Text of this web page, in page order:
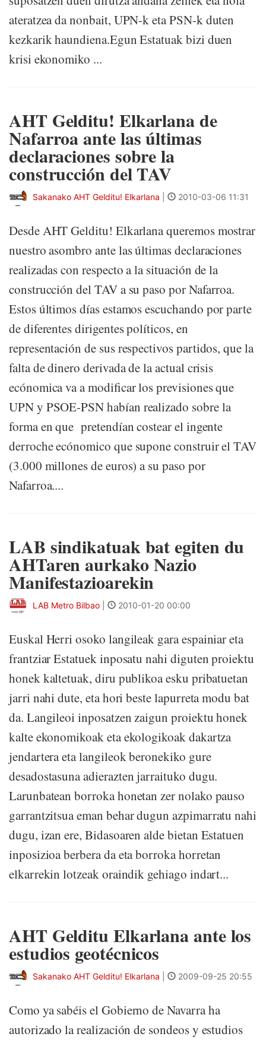
ateratzea da nonbait, UPN-k eta PSN-k duten
kezkarik haundiena.Egun Estatuak bizi duen
krisi ekonomiko ...
AHT Gelditu! Elkarlana de
Nafarroa ante las últimas
declaraciones sobre la
construcción del TAV
Sakanako AHT Gelditu! Elkarlana 2010-03-06 11:31
Desde AHT Gelditu! Elkarlana queremos mostrar
nuestro asombro ante las últimas declaraciones
realizadas con respecto a la situación de la
construcción del TAV a su paso por Nafarroa.
Estos últimos días estamos escuchando por parte
de diferentes dirigentes políticos, en
representación de sus respectivos partidos, que la
falta de dinero derivada de la actual crisis
ecónomica va a modificar los previsiones que
UPN y PSOE-PSN habían realizado sobre la
forma en que pretendían costear el ingente
derroche ecónomico que supone construir el TAV
(3.000 millones de euros) a su paso por
Nafarroa....
LAB sindikatuak bat egiten du
AHTaren aurkako Nazio
Manifestazioarekin
LAB Metro Bilbao 2010-01-20 00:00
Euskal Herri osoko langileak gara espainiar eta
frantziar Estatuek inposatu nahi diguten proiektu
honek kaltetuak, diru publikoa esku pribatuetan
jarri nahi dute, eta hori beste lapurreta modu bat
da. Langileoi inposatzen zaigun proiektu honek
kalte ekonomikoak eta ekologikoak dakartza
jendartera eta langileok beronekiko gure
desadostasuna adierazten jarraituko dugu.
Larunbatean borroka honetan zer nolako pauso
garrantzitsua eman behar dugun azpimarratu nahi
dugu, izan ere, Bidasoaren alde bietan Estatuen
inposizioa berbera da eta borroka horretan
elkarrekin lotzeak oraindik gehiago indart...
AHT Gelditu Elkarlana ante los
estudios geotécnicos
Sakanako AHT Gelditu! Elkarlana 2009-09-25 20:55
Como ya sabéis el Gobierno de Navarra ha
autorizado la realización de sondeos y estudios